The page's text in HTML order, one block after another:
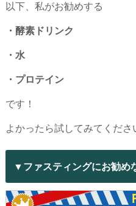
以下、私がお勧めする
・酵素ドリンク
・水
・プロテイン
です！
よかったら試してみてくださ
▼ファスティングにお勧め